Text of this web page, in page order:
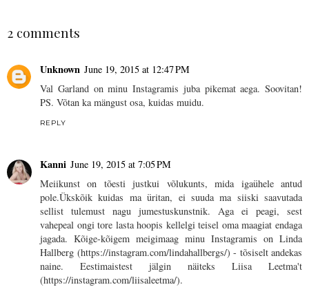
2 comments
Unknown June 19, 2015 at 12:47 PM
Val Garland on minu Instagramis juba pikemat aega. Soovitan!
PS. Võtan ka mängust osa, kuidas muidu.
REPLY
Kanni June 19, 2015 at 7:05 PM
Meiikunst on tõesti justkui võlukunts, mida igaühele antud
pole.Ükskõik kuidas ma üritan, ei suuda ma siiski saavutada
sellist tulemust nagu jumestuskunstnik. Aga ei peagi, sest
vahepeal ongi tore lasta hoopis kellelgi teisel oma maagiat endaga
jagada. Kõige-kõigem meigimaag minu Instagramis on Linda
Hallberg (https://instagram.com/lindahallbergs/) - tõsiselt andekas
naine. Eestimaistest jälgin näiteks Liisa Leetma't
(https://instagram.com/liisaleetma/).